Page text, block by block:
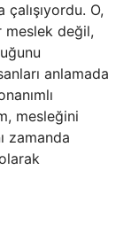
O,
meslek değil,
anlamada
mesleğini
zamanda